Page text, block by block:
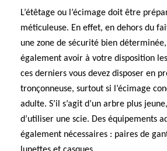
L’étêtage ou l’écimage doit être
méticuleuse. En effet, en dehors du
une zone de sécurité bien déterminée,
également avoir à votre disposition
ces derniers vous devez disposer en
tronçonneuse, surtout si l’écimage
adulte. S’il s’agit d’un arbre plus
d’utiliser une scie. Des équipements
également nécessaires : paires de